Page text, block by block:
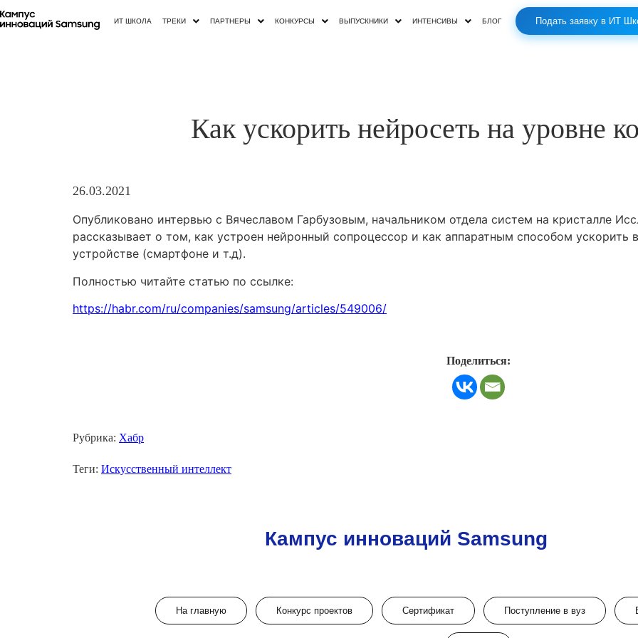
ИТ ШКОЛА ТРЕКИ ПАРТНЕРЫ КОНКУРСЫ ВЫПУСКНИКИ ИНТЕНСИВЫ БЛОГ Подать заявку в ИТ
Как ускорить нейросеть на уровне
26.03.2021
Опубликовано интервью с Вячеславом Гарбузовым, начальником отдела систем на кристалле
рассказывает о том, как устроен нейронный сопроцессор и как аппаратным способом ускорить
устройстве (смартфоне и т.д).
Полностью читайте статью по ссылке:
https://habr.com/ru/companies/samsung/articles/549006/
Поделиться:
Рубрика: Хабр
Теги: Искусственный интеллект
Кампус инноваций Samsung
На главную Конкурс проектов Сертификат Поступление в вуз